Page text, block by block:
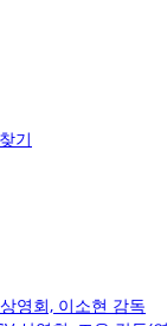
기
영회, 이소현 감독